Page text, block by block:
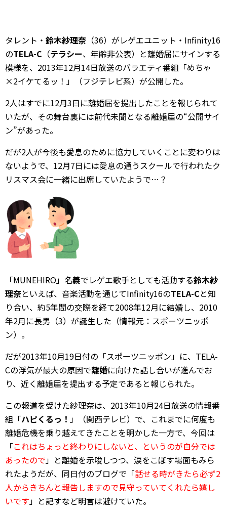
タレント・ 鈴木紗理奈 （36）がレゲエユニット・Infinity16
のTELA-C （テラシー、年齢非公表）と離婚届にサインする
模様を、2013年12月14日放送のバラエティ番組「めちゃ
×2イケてるッ！」（フジテレビ系）が公開した。
2人はすでに12月3日に離婚届を提出したことを報じられて
いたが、その舞台裏には前代未聞となる離婚届の“公開サイ
ン”があった。
だが2人が今後も愛息のために協力していくことに変わりは
ないようで、12月7日には愛息の通うスクールで行われたク
リスマス会に一緒に出席していたようで…？
「MUNEHIRO」名義でレゲエ歌手としても活動する鈴木紗
理奈といえば、音楽活動を通じてInfinity16のTELA-Cと知
り合い、約5年間の交際を経て2008年12月に結婚し、2010
年2月に長男（3）が誕生した（情報元：スポーツニッポ
ン）。
だが2013年10月19日付の「スポーツニッポン」に、TELA-
Cの浮気が最大の原因で離婚に向けた話し合いが進んでお
り、近く離婚届を提出する予定であると報じられた。
この報道を受けた紗理奈は、2013年10月24日放送の情報番
組「ハピくるっ！ 」（関西テレビ）で、これまでに何度も
離婚危機を乗り越えてきたことを明かした一方で、今回は
「これはちょっと終わりにしないと、というのが自分では
あったので 」と離婚を示唆しつつ、涙をこぼす場面もみら
れたようだが、同日付のブログで「話せる時がきたら必ず2
人からきちんと報告しますので見守っていてくれたら嬉し
いです 」と記すなど明言は避けていた。